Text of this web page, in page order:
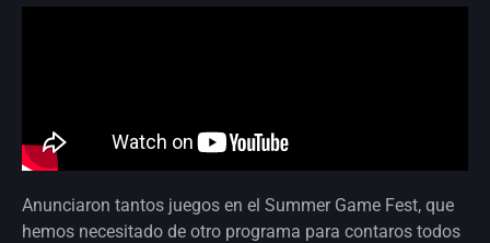
Anunciaron tantos juegos en el Summer Game Fest, que
hemos necesitado de otro programa para contaros todos